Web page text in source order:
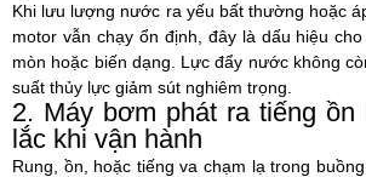
Khi lưu lượng nước ra yếu bất thường hoặc
motor vẫn chạy ổn định, đây là dấu hiệu
mòn hoặc biến dạng. Lực đẩy nước không
suất thủy lực giảm sút nghiêm trọng.
2. Máy bơm phát ra tiếng ồn
lắc khi vận hành
Rung, ồn, hoặc tiếng va chạm lạ trong